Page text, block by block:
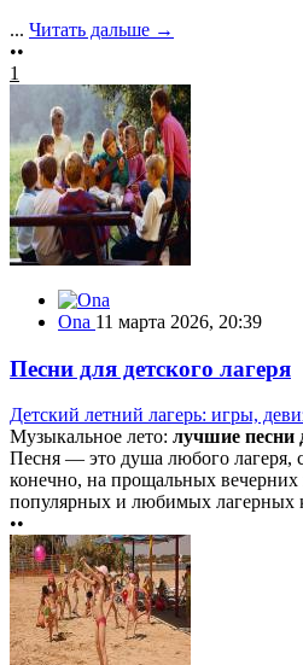
... Читать дальше →
••
1
Ona 11 марта 2026, 20:39
Песни для детского лагеря
Детский летний лагерь: игры,
Музыкальное лето: лучшие песни
Песня — это душа любого лагеря,
конечно, на прощальных
популярных и любимых лагерных
••